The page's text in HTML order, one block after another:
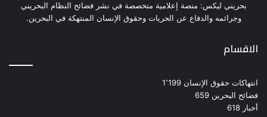
بحريني ليكس: منصة إعلامية متخصصة في نشر فضائح النظام البحريني
وجرائمه والدفاع عن الحريات وحقوق الإنسان المنتهكة في البحرين.
الاقسام
انتهاكات حقوق الإنسان 1٬199
فضائح البحرين 659
أخبار 618